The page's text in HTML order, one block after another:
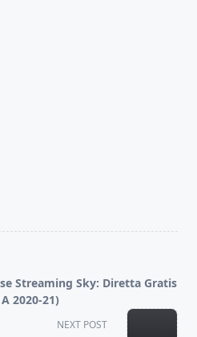
Streaming Sky: Diretta Gratis
2020-21)
NEXT POST